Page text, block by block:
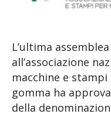
L’ultima
all’associazione
macchine e
gomma ha
della